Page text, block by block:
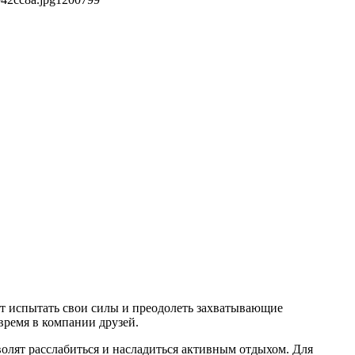
свои силы и преодолеть захватывающие
в компании друзей.
расслабиться и насладиться активным отдыхом. Для